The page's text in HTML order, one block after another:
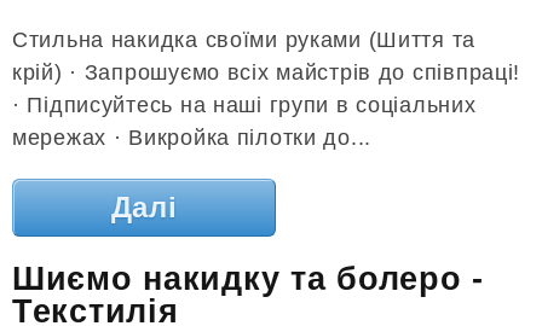
Стильна накидка своїми руками (Шиття та
крій) · Запрошуємо всіх майстрів до співпраці!
· Підписуйтесь на наші групи в соціальних
мережах · Викройка пілотки до...
Далі
Шиємо накидку та болеро -
Текстилія